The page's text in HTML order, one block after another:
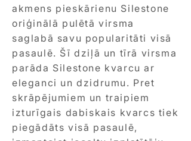
akmens pieskārienu Silestone
oriģinālā pulētā virsma
saglabā savu popularitāti visā
pasaulē. Šī dziļā un tīrā virsma
parāda Silestone kvarcu ar
eleganci un dzidrumu. Pret
skrāpējumiem un traipiem
izturīgais dabiskais kvarcs tiek
piegādāts visā pasaulē,